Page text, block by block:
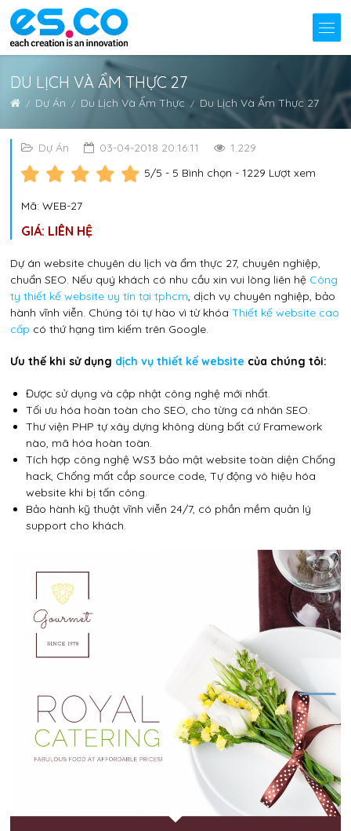
DU LỊCH VÀ ẨM THỰC 27
Dự Án Du Lịch Và Ẩm Thực Du Lịch Và Ẩm Thực 27
Dự Án 03-04-2018 20:16:11
1.229
5/5 - 5 Bình chọn - 1229 Lượt xem
Mã: WEB-27
GIÁ: LIÊN HỆ
Dự án website chuyên du lịch và ẩm thực 27, chuyên nghiệp,
chuẩn SEO. Nếu quý khách có nhu cầu xin vui lòng liên hệ Công
ty thiết kế website uy tín tại tphcm, dịch vụ chuyên nghiệp, bảo
hành vĩnh viễn. Chúng tôi tự hào vì từ khóaThiết kế website cao
cấp có thứ hạng tìm kiếm trên Google.
Ưu thế khi sử dụng dịch vụ thiết kế website của chúng tôi:
Được sử dụng và cập nhật công nghệ mới nhất.
Tối ưu hóa hoàn toàn cho SEO, cho từng cá nhân SEO.
Thư viện PHP tự xây dựng không dùng bất cứ Framework
nào, mã hóa hoàn toàn.
Tích hợp công nghệ WS3 bảo mật website toàn diện Chống
hack, Chống mất cắp source code, Tự động vô hiệu hóa
website khi bị tấn công.
Bảo hành kỹ thuật vĩnh viễn 24/7, có phần mềm quản lý
support cho khách.